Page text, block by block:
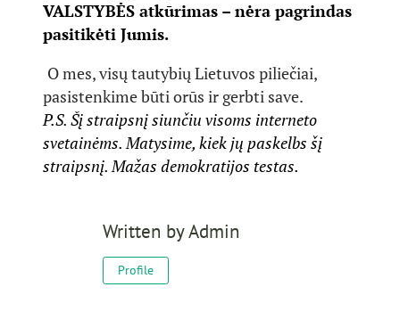
VALSTYBĖS atkūrimas – nėra pagrindas
pasitikėti Jumis.
O mes, visų tautybių Lietuvos piliečiai,
pasistenkime būti orūs ir gerbti save.
P.S. Šį straipsnį siunčiu visoms interneto
svetainėms. Matysime, kiek jų paskelbs šį
straipsnį. Mažas demokratijos testas.
Written byAdmin
Profile